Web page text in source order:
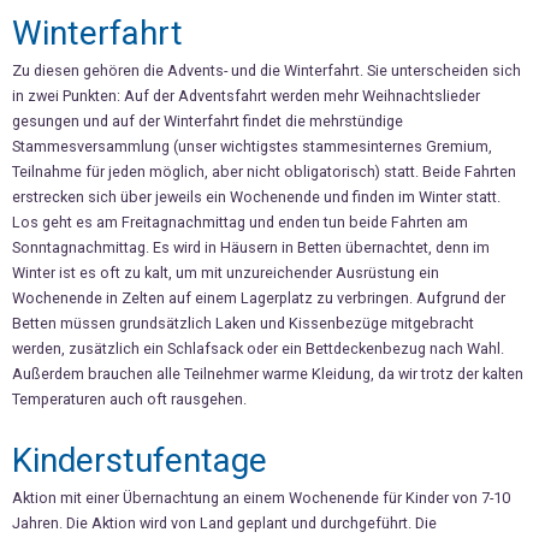
Winterfahrt
Zu diesen gehören die Advents- und die Winterfahrt. Sie unterscheiden sich
in zwei Punkten: Auf der Adventsfahrt werden mehr Weihnachtslieder
gesungen und auf der Winterfahrt findet die mehrstündige
Stammesversammlung (unser wichtigstes stammesinternes Gremium,
Teilnahme für jeden möglich, aber nicht obligatorisch) statt. Beide Fahrten
erstrecken sich über jeweils ein Wochenende und finden im Winter statt.
Los geht es am Freitagnachmittag und enden tun beide Fahrten am
Sonntagnachmittag. Es wird in Häusern in Betten übernachtet, denn im
Winter ist es oft zu kalt, um mit unzureichender Ausrüstung ein
Wochenende in Zelten auf einem Lagerplatz zu verbringen. Aufgrund der
Betten müssen grundsätzlich Laken und Kissenbezüge mitgebracht
werden, zusätzlich ein Schlafsack oder ein Bettdeckenbezug nach Wahl.
Außerdem brauchen alle Teilnehmer warme Kleidung, da wir trotz der kalten
Temperaturen auch oft rausgehen.
Kinderstufentage
Aktion mit einer Übernachtung an einem Wochenende für Kinder von 7-10
Jahren. Die Aktion wird von Land geplant und durchgeführt. Die